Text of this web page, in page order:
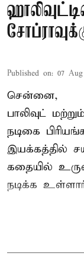
Published on: 07
சென்னை,
பாலிவுட்
நடிகை
இயக்கத்தில்
கதையில்
நடிக்க